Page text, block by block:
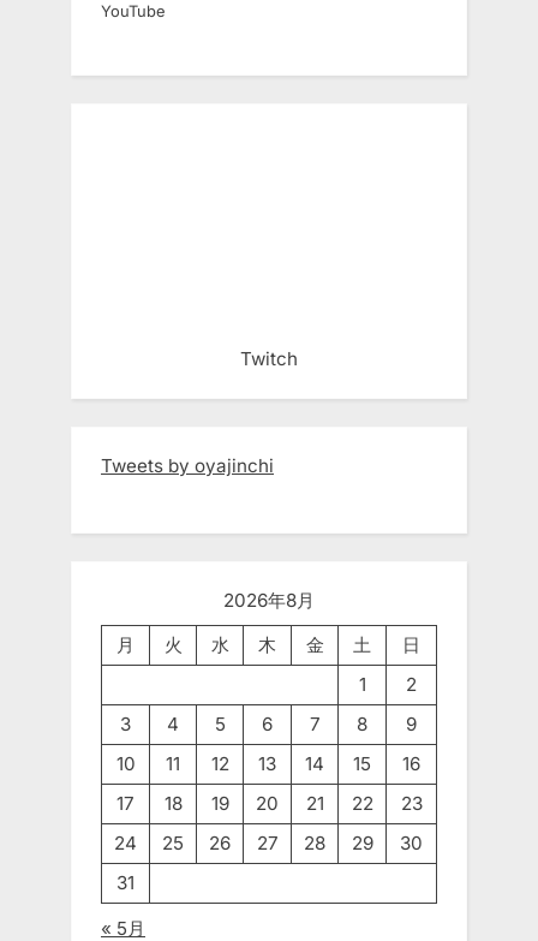
YouTube
Twitch
Tweets by oyajinchi
2026年8月
月
火 水 木 金 土
日
1
2
3
4 5 6 7 8
9
10
11 12 13 14 15
16
17
18 19 20 21 22
23
24
25 26 27 28 29
30
31
« 5月